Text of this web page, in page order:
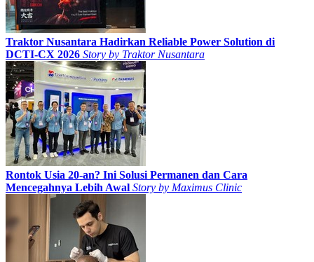
Traktor Nusantara Hadirkan Reliable Power Solution di
DCTI-CX 2026 Story by Traktor Nusantara
Rontok Usia 20-an? Ini Solusi Permanen dan Cara
Mencegahnya Lebih Awal Story by Maximus Clinic